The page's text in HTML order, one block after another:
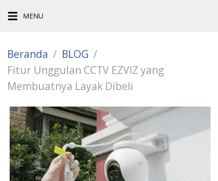
ke
MENU
Beranda
BLOG
Fitur Unggulan CCTV EZVIZ yang
Membuatnya Layak Dibeli